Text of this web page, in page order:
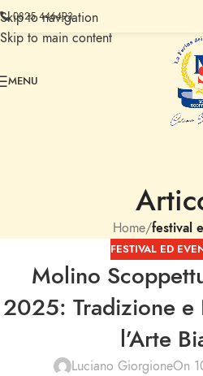
Skip to navigation
Skip to main content
0825 446493
MENU
Home/festival
FESTIVAL ED
Molino
2025: Tradizione e
l’Arte
Luciano GiorgioneOn